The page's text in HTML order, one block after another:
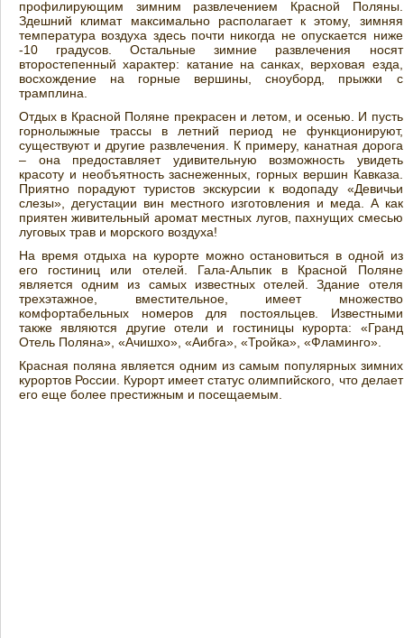
профилирующим зимним развлечением Красной Поляны.
Здешний климат максимально располагает к этому, зимняя
температура воздуха здесь почти никогда не опускается ниже
-10 градусов. Остальные зимние развлечения носят
второстепенный характер: катание на санках, верховая езда,
восхождение на горные вершины, сноуборд, прыжки с
трамплина.
Отдых в Красной Поляне прекрасен и летом, и осенью. И пусть
горнолыжные трассы в летний период не функционируют,
существуют и другие развлечения. К примеру, канатная дорога
– она предоставляет удивительную возможность увидеть
красоту и необъятность заснеженных, горных вершин Кавказа.
Приятно порадуют туристов экскурсии к водопаду «Девичьи
слезы», дегустации вин местного изготовления и меда. А как
приятен живительный аромат местных лугов, пахнущих смесью
луговых трав и морского воздуха!
На время отдыха на курорте можно остановиться в одной из
его гостиниц или отелей. Гала-Альпик в Красной Поляне
является одним из самых известных отелей. Здание отеля
трехэтажное, вместительное, имеет множество
комфортабельных номеров для постояльцев. Известными
также являются другие отели и гостиницы курорта: «Гранд
Отель Поляна», «Ачишхо», «Аибга», «Тройка», «Фламинго».
Красная поляна является одним из самым популярных зимних
курортов России. Курорт имеет статус олимпийского, что делает
его еще более престижным и посещаемым.